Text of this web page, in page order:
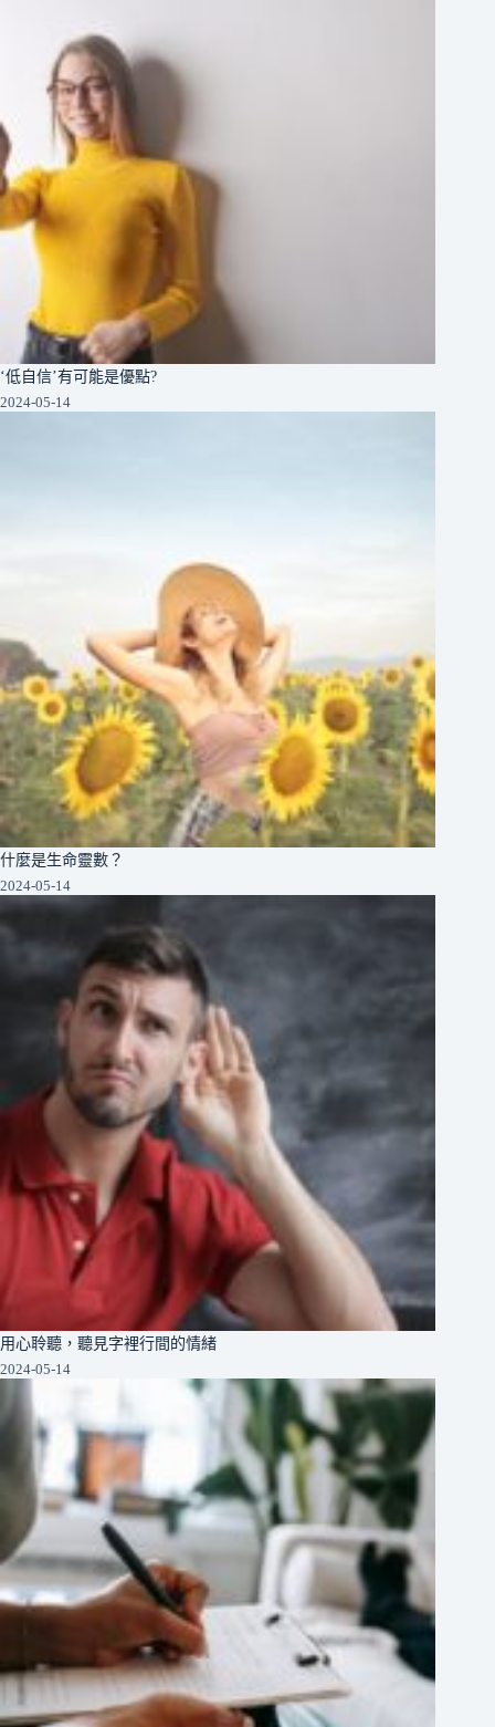
‘低自信’有可能是優點?
2024-05-14
什麼是生命靈數？
2024-05-14
用心聆聽，聽見字裡行間的情緒
2024-05-14